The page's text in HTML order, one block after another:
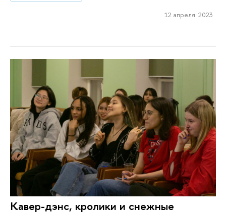
12 апреля 2023
Кавер-дэнс, кролики и снежные